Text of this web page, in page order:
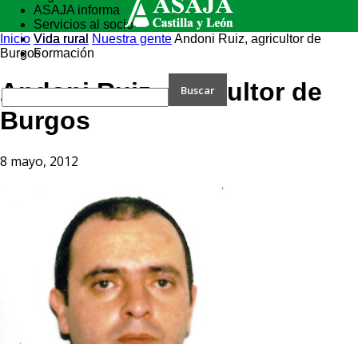
ASAJA informa
Servicios al socio
Vida rural
Formación
Inicio Vida rural Nuestra genteAndoni Ruiz, agricultor de
Burgos
Andoni Ruiz, agricultor de
Burgos
8 mayo, 2012